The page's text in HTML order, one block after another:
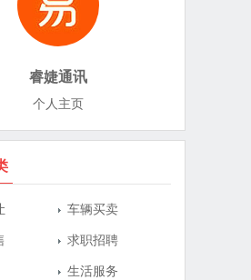
睿婕通讯
个人主页
车辆买卖
求职招聘
生活服务